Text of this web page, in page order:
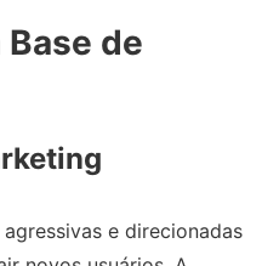
de
e direcionadas